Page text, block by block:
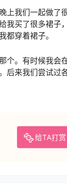
上我们一起做了
我买了很多裙子
都穿着裙子。
个。有时候我会
后来我们尝试过
给TA打赏